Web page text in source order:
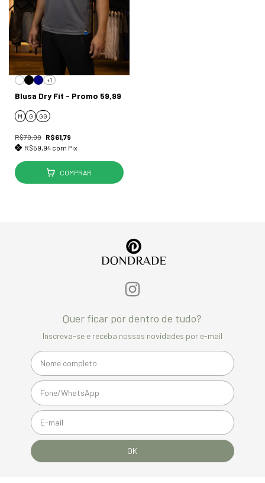
+1
Blusa Dry Fit - Promo 59,99
M G GG
R$70,00 R$61,79
R$59,94 com Pix
COMPRAR
Quer ficar por dentro de tudo?
Inscreva-se e receba nossas novidades por e-mail